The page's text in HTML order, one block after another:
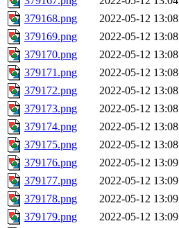
379168.png
2022-05-12 13:08
379169.png
2022-05-12 13:08
379170.png
2022-05-12 13:08
379171.png
2022-05-12 13:08
379172.png
2022-05-12 13:08
379173.png
2022-05-12 13:08
379174.png
2022-05-12 13:08
379175.png
2022-05-12 13:08
379176.png
2022-05-12 13:09
379177.png
2022-05-12 13:09
379178.png
2022-05-12 13:09
379179.png
2022-05-12 13:09